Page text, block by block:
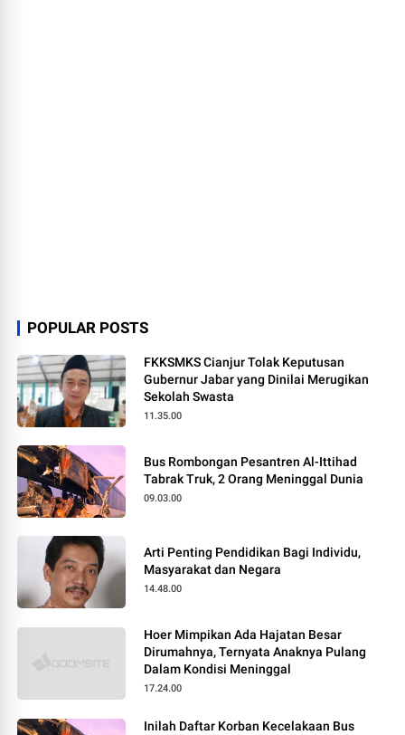
POPULAR POSTS
FKKSMKS Cianjur Tolak Keputusan
Gubernur Jabar yang Dinilai Merugikan
Sekolah Swasta
11.35.00
Bus Rombongan Pesantren Al-Ittihad
Tabrak Truk, 2 Orang Meninggal Dunia
09.03.00
Arti Penting Pendidikan Bagi Individu,
Masyarakat dan Negara
14.48.00
Hoer Mimpikan Ada Hajatan Besar
Dirumahnya, Ternyata Anaknya Pulang
Dalam Kondisi Meninggal
17.24.00
Inilah Daftar Korban Kecelakaan Bus